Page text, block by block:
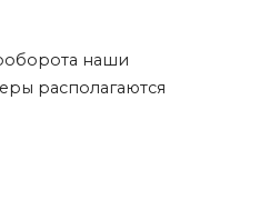
наши
располагаются